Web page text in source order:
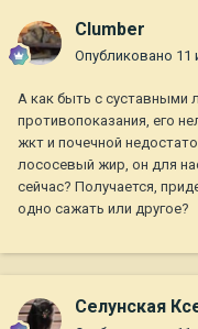
Clumber
Опубликовано 11
А как быть с суставными
противопоказания, его
жкт и почечной
лососевый жир, он для
сейчас? Получается,
одно сажать или другое?
Селунская